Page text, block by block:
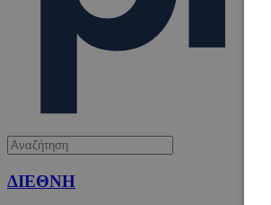
ΔΙΕΘΝΗ